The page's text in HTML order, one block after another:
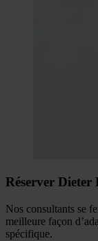
Réserver Dieter
Nos consultants se
meilleure façon
spécifique.